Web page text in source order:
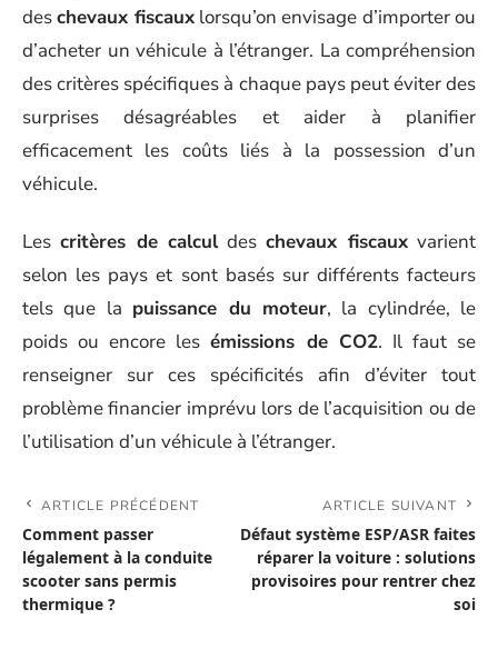
deschevaux fiscauxlorsqu’on envisage d’importer ou
d’acheter un véhicule à l’étranger. La compréhension
des critères spécifiques à chaque pays peut éviter des
surprises désagréables et aider à planifier
efficacement les coûts liés à la possession d’un
véhicule.
Lescritères de calculdeschevaux fiscauxvarient
selon les pays et sont basés sur différents facteurs
tels que la puissance du moteur, la cylindrée, le
poids ou encore lesémissions de CO2. Il faut se
renseigner sur ces spécificités afin d’éviter tout
problème financier imprévu lors de l’acquisition ou de
l’utilisation d’un véhicule à l’étranger.
ARTICLE PRÉCÉDENT
Comment passer
légalement à la conduite
scooter sans permis
thermique ?
ARTICLE SUIVANT
Défaut système ESP/ASR faites
réparer la voiture : solutions
provisoires pour rentrer chez
soi